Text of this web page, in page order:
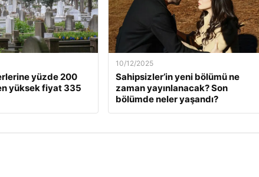
yüzde 200
yüksek fiyat 335
10/12/2025
Sahipsizler’in yeni bölümü ne
zaman yayınlanacak? Son
bölümde neler yaşandı?